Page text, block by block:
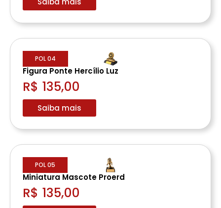
POL 04
Figura Ponte Hercílio Luz
R$ 135,00
Saiba mais
POL 05
Miniatura Mascote Proerd
R$ 135,00